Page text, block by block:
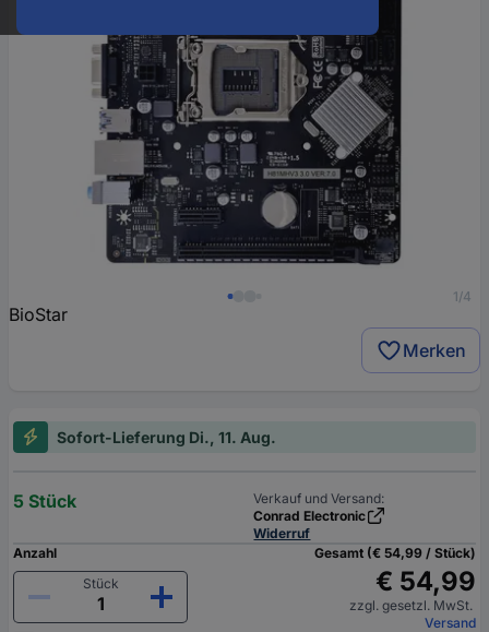
1/4
BioStar
Merken
Sofort-Lieferung Di., 11. Aug.
5 Stück
Verkauf und Versand:
Conrad Electronic
Widerruf
Anzahl
Stück
Gesamt (€ 54,99 / Stück)
€ 54,99
zzgl. gesetzl. MwSt.
Versand